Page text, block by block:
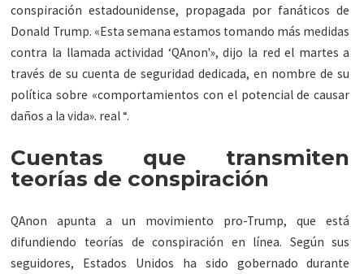
conspiración estadounidense, propagada por fanáticos de
Donald Trump. «Esta semana estamos tomando más medidas
contra la llamada actividad ‘QAnon'», dijo la red el martes a
través de su cuenta de seguridad dedicada, en nombre de su
política sobre «comportamientos con el potencial de causar
daños a la vida». real “.
Cuentas que transmiten
teorías de conspiración
QAnon apunta a un movimiento pro-Trump, que está
difundiendo teorías de conspiración en línea. Según sus
seguidores, Estados Unidos ha sido gobernado durante